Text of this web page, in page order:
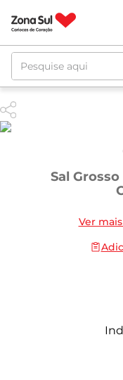
Pesquise aqui
Sal
Ver